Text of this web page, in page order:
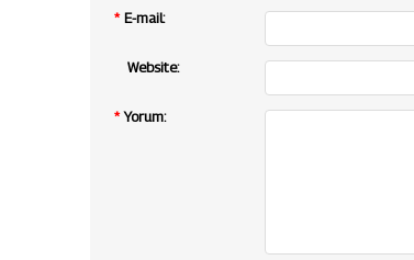
* E-mail:
Website:
* Yorum: